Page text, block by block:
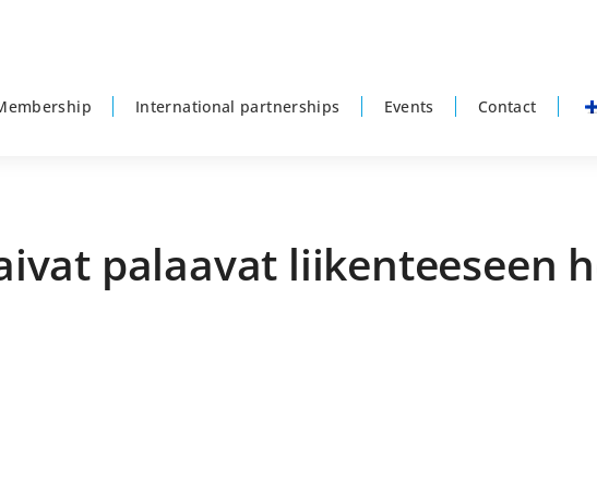
International partnerships Events Contact
palaavat liikenteeseen